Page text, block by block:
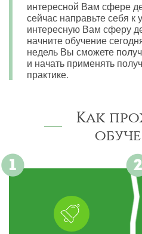
интересной Вам сфере
сейчас направьте себя к
интересную Вам сферу
начните обучение
недель Вы сможете
и начать применять
практике.
Как